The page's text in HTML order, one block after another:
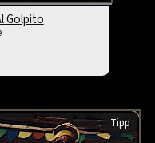
Golpito
Tipp